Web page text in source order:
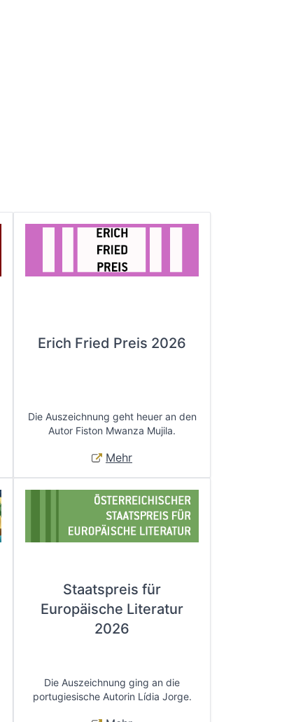
Erich Fried Preis 2026
Die Auszeichnung geht heuer an den
Autor Fiston Mwanza Mujila.
Mehr
Staatspreis für
Europäische Literatur
2026
Die Auszeichnung ging an die
portugiesische Autorin Lídia Jorge.